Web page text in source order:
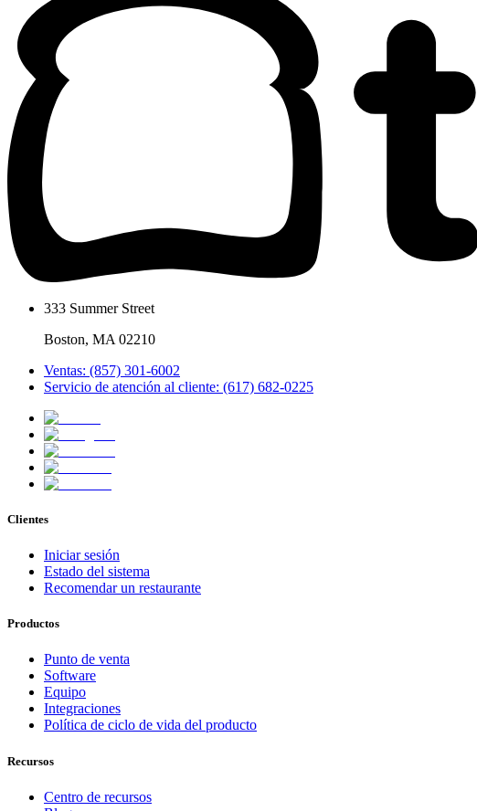
333 Summer Street
Boston, MA 02210
Ventas: (857) 301-6002
Servicio de atención al cliente: (617) 682-0225
Clientes
Iniciar sesión
Estado del sistema
Recomendar un restaurante
Productos
Punto de venta
Software
Equipo
Integraciones
Política de ciclo de vida del producto
Recursos
Centro de recursos